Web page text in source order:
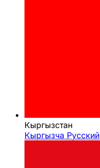
Кыргызстан
Кыргызча Русский